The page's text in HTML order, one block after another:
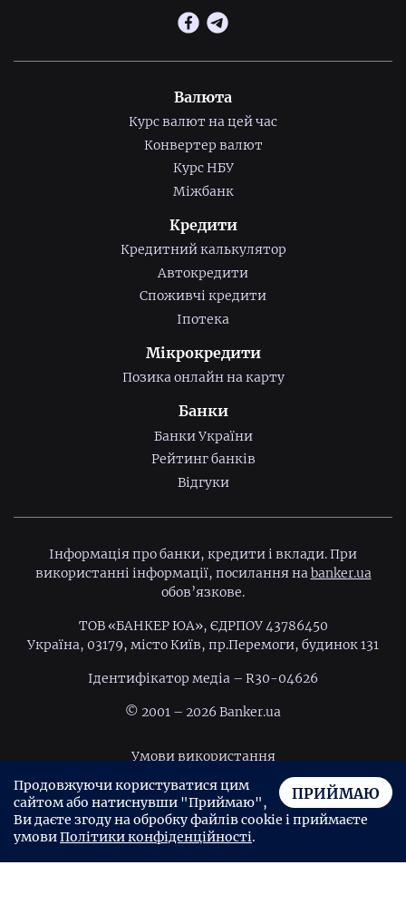
Взяти позику в Miloan
Валюта
Курс валют на цей час
Конвертер валют
Курс НБУ
Міжбанк
Кредити
Кредитний калькулятор
Автокредити
Споживчі кредити
Іпотека
Мікрокредити
Позика онлайн на карту
Банки
Банки України
Рейтинг банків
Відгуки
Інформація про банки, кредити і вклади. При
використанні інформації, посилання наbanker.ua
обов’язкове.
ТОВ «БАНКЕР ЮА», ЄДРПОУ 43786450
Україна, 03179, місто Київ, пр.Перемоги, будинок 131
Ідентифiкатор медiа – R30-04626
© 2001 – 2026 Banker.ua
Умови використання
Політика конфіденційності
Угода користувача
ПРИЙМАЮ
Продовжуючи користуватися цим
сайтом або натиснувши "Приймаю",
Ви даєте згоду на обробку файлів cookie і приймаєте
умовиПолітики конфіденційності.